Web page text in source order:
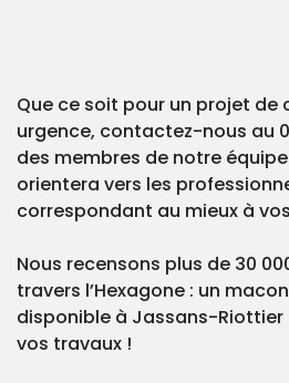
Que ce soit pour un projet de
urgence, contactez-nous au
des membres de notre
orientera vers les
correspondant au mieux à
Nous recensons plus de 30
travers l’Hexagone : un
disponible à Jassans-
vos travaux !